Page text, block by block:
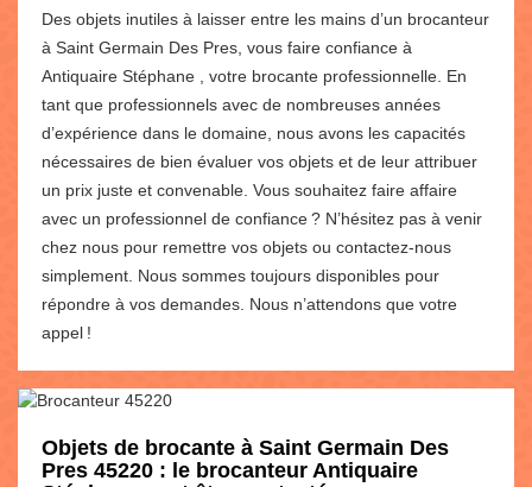
Des objets inutiles à laisser entre les mains d’un brocanteur
à Saint Germain Des Pres, vous faire confiance à
Antiquaire Stéphane , votre brocante professionnelle. En
tant que professionnels avec de nombreuses années
d’expérience dans le domaine, nous avons les capacités
nécessaires de bien évaluer vos objets et de leur attribuer
un prix juste et convenable. Vous souhaitez faire affaire
avec un professionnel de confiance ? N’hésitez pas à venir
chez nous pour remettre vos objets ou contactez-nous
simplement. Nous sommes toujours disponibles pour
répondre à vos demandes. Nous n’attendons que votre
appel !
Objets de brocante à Saint Germain Des
Pres 45220 : le brocanteur Antiquaire